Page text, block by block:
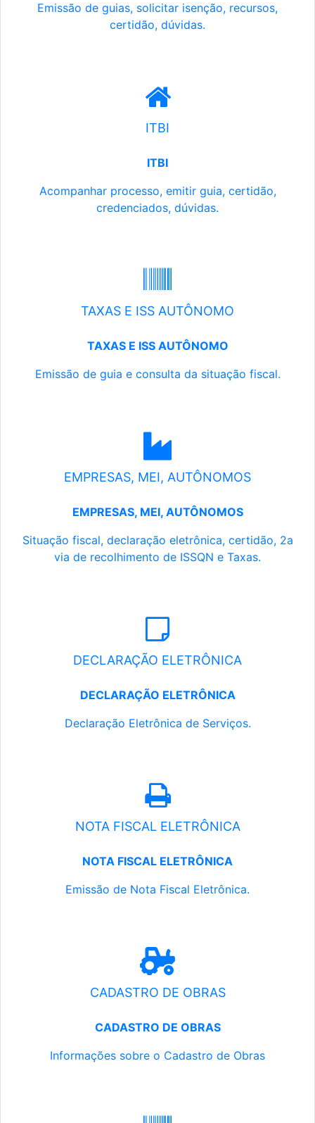
Emissão de guias, solicitar isenção, recursos,
certidão, dúvidas.
ITBI
ITBI
Acompanhar processo, emitir guia, certidão,
credenciados, dúvidas.
TAXAS E ISS AUTÔNOMO
TAXAS E ISS AUTÔNOMO
Emissão de guia e consulta da situação fiscal.
EMPRESAS, MEI, AUTÔNOMOS
EMPRESAS, MEI, AUTÔNOMOS
Situação fiscal, declaração eletrônica, certidão, 2a
via de recolhimento de ISSQN e Taxas.
DECLARAÇÃO ELETRÔNICA
DECLARAÇÃO ELETRÔNICA
Declaração Eletrônica de Serviços.
NOTA FISCAL ELETRÔNICA
NOTA FISCAL ELETRÔNICA
Emissão de Nota Fiscal Eletrônica.
CADASTRO DE OBRAS
CADASTRO DE OBRAS
Informações sobre o Cadastro de Obras